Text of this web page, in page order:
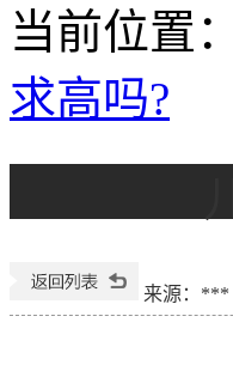
当前位置 ：
求高吗?
来源：***